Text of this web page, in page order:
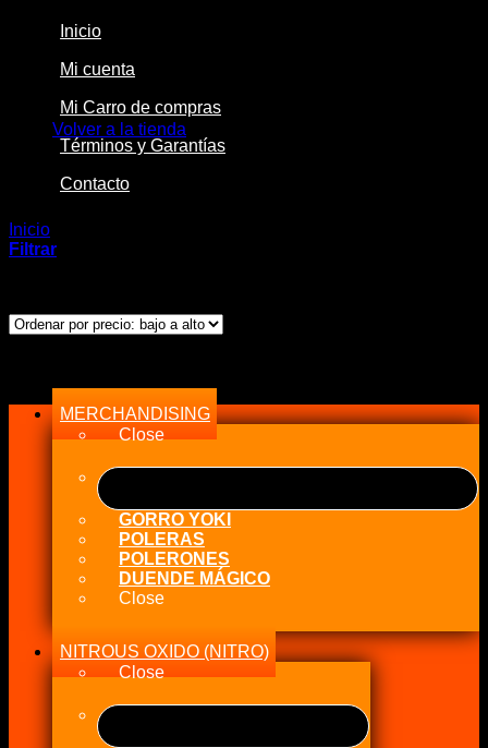
Volver a la tienda
Inicio
Mi cuenta
Mi Carro de compras
Términos y Garantías
Contacto
Inicio
Filtrar
MERCHANDISING
Close
GORRO YOKI
POLERAS
POLERONES
DUENDE MÁGICO
Close
NITROUS OXIDO (NITRO)
Close